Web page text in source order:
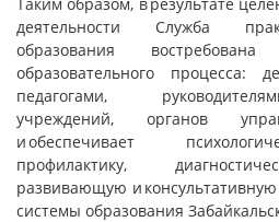
деятельности Служба
образования
образовательного процесса:
педагогами,
учреждений, органов
и обеспечивает
профилактику,
развивающую и
системы образования